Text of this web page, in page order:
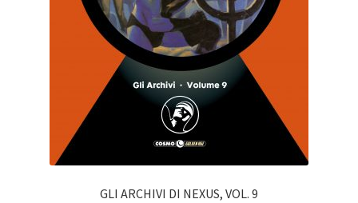
GLI ARCHIVI DI NEXUS, VOL. 9